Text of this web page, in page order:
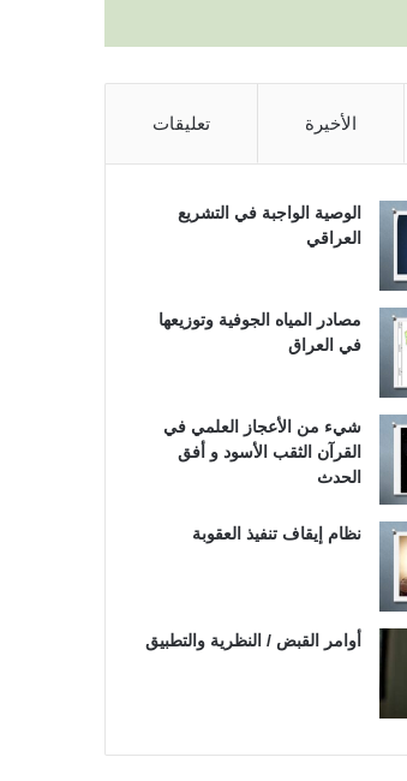
الأخيرة تعليقات
الوصية الواجبة في التشريع
العراقي
مصادر المياه الجوفية وتوزيعها
في العراق
شيء من الأعجاز العلمي في
القرآن الثقب الأسود و أفق
الحدث
نظام إيقاف تنفيذ العقوبة
أوامر القبض / النظرية والتطبيق